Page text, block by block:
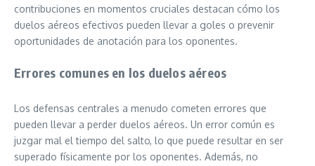
contribuciones en momentos cruciales destacan cómo los
duelos aéreos efectivos pueden llevar a goles o prevenir
oportunidades de anotación para los oponentes.
Errores comunes en los duelos aéreos
Los defensas centrales a menudo cometen errores que
pueden llevar a perder duelos aéreos. Un error común es
juzgar mal el tiempo del salto, lo que puede resultar en ser
superado físicamente por los oponentes. Además, no